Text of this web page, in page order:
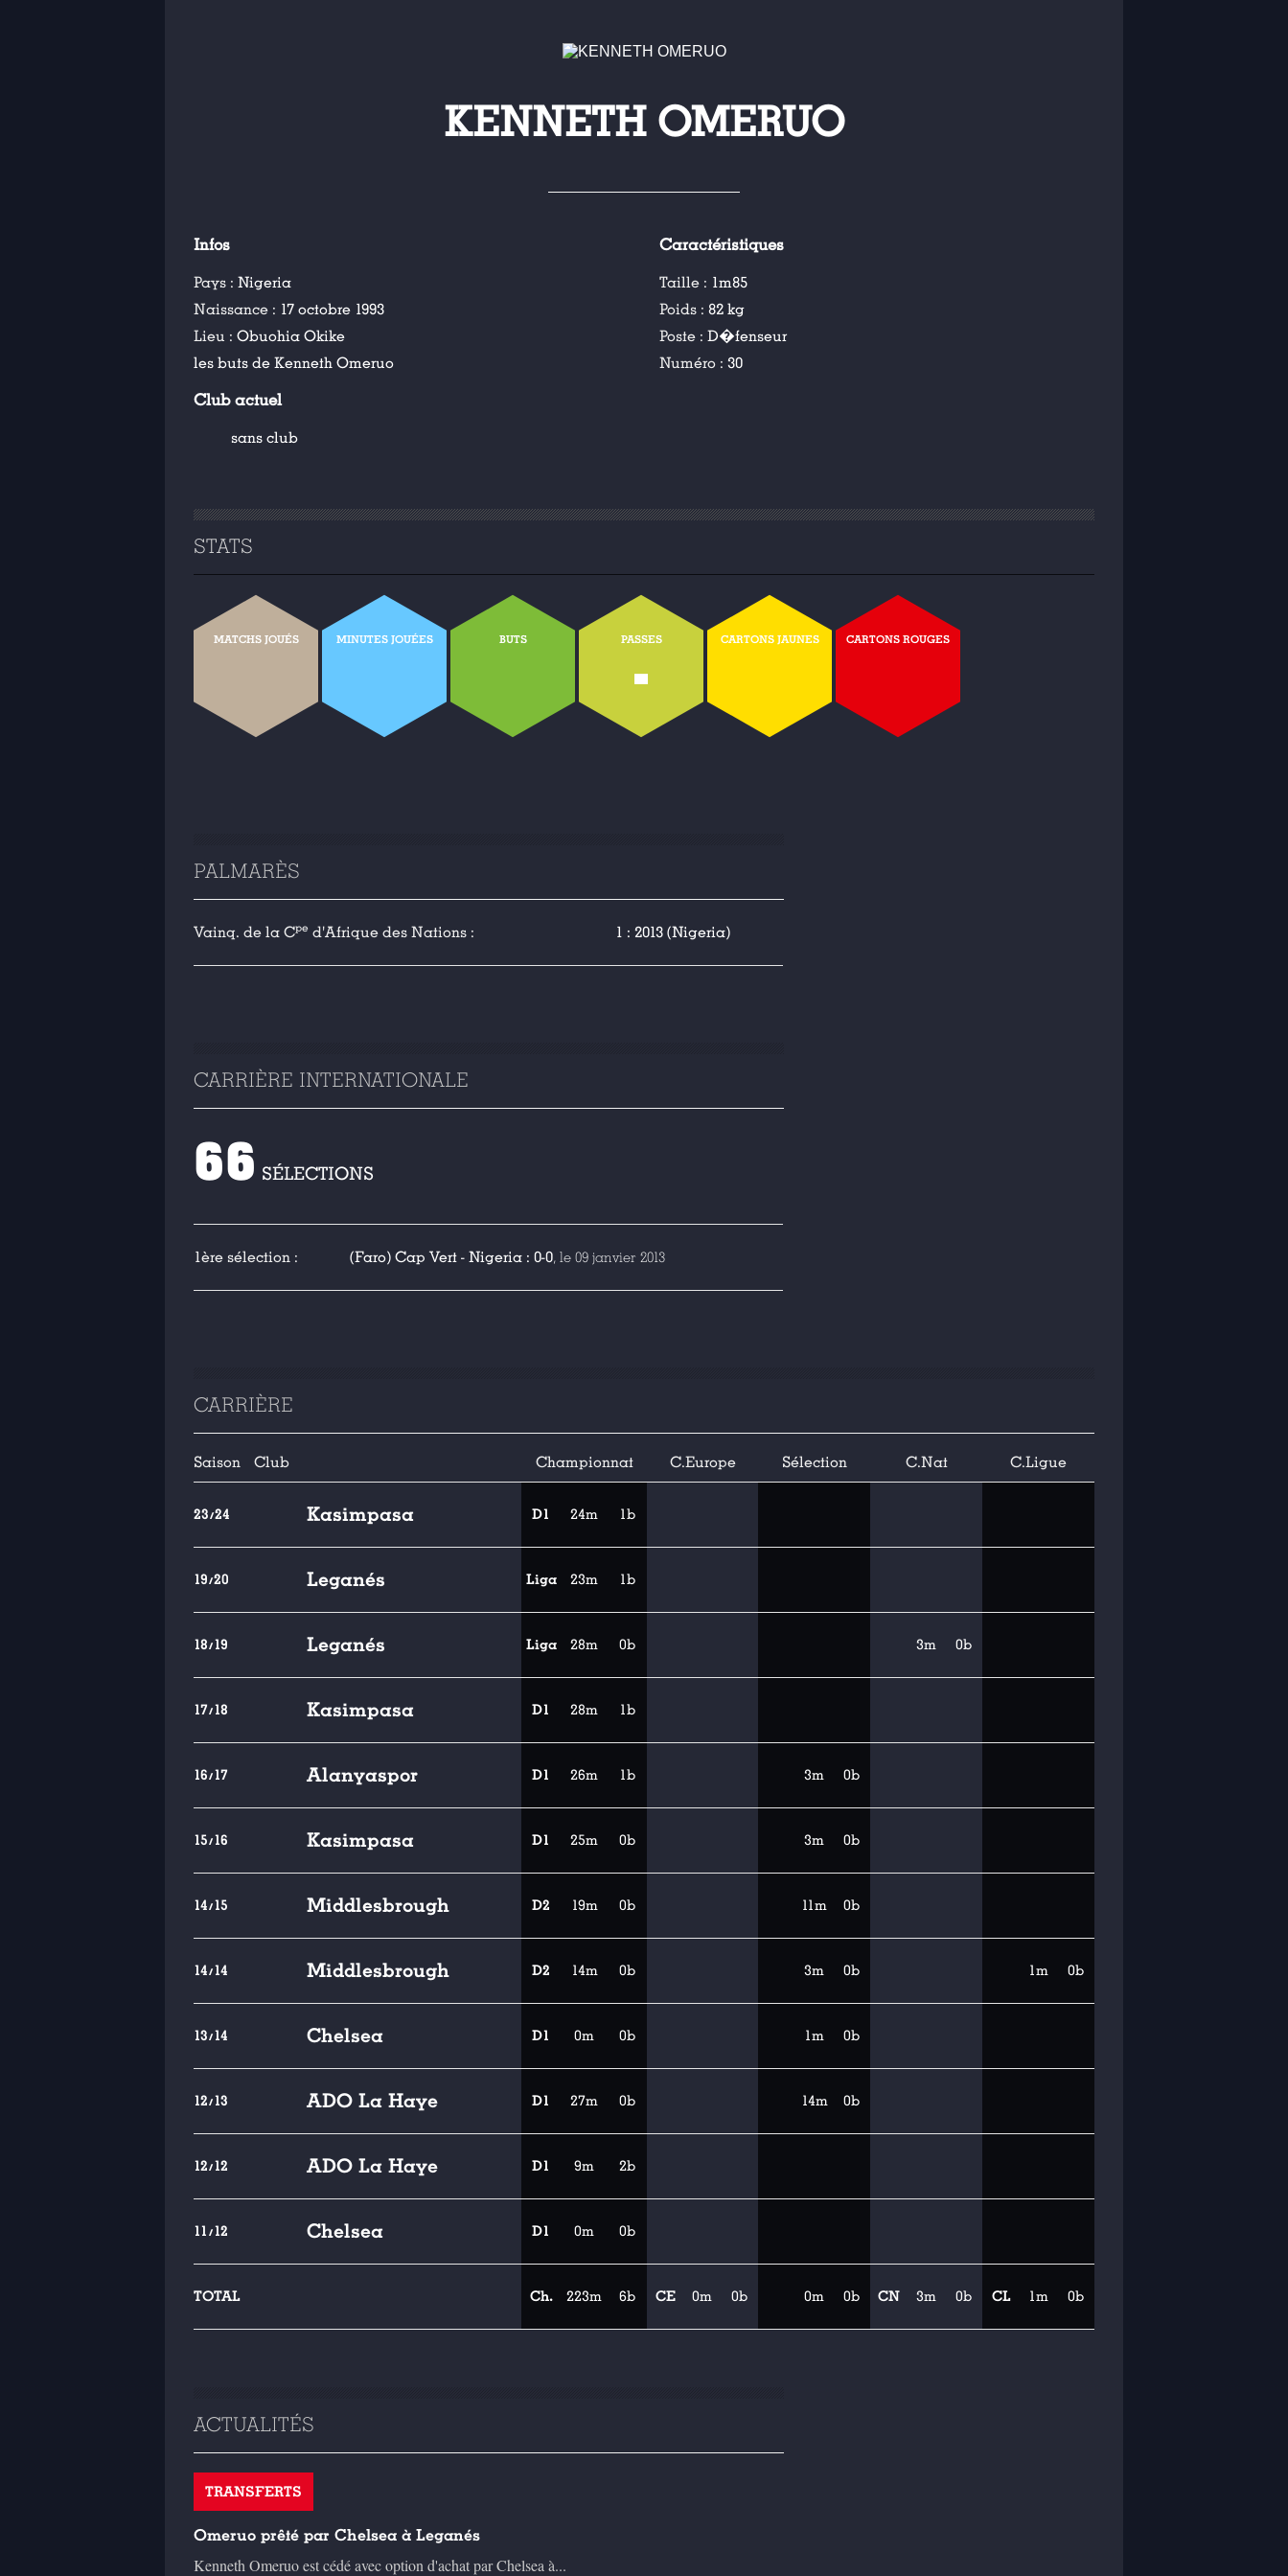
KENNETH OMERUO
Infos
Pays : Nigeria
Naissance : 17 octobre 1993
Lieu : Obuohia Okike
les buts de Kenneth Omeruo
Caractéristiques
Taille : 1m85
Poids :82 kg
Poste :D�fenseur
Numéro :30
Club actuel
sans club
STATS
MATCHS JOUÉS MINUTES JOUÉES BUTS PASSES
-
CARTONS JAUNES CARTONS ROUGES
PALMARÈS
Vainq. de la Cpe d'Afrique des Nations : 1 : 2013 (Nigeria)
CARRIÈRE INTERNATIONALE
66 SÉLECTIONS
1ère sélection : (Faro) Cap Vert - Nigeria : 0-0, le 09 janvier 2013
CARRIÈRE
Saison Club Championnat C.Europe Sélection C.Nat C.Ligue
23/24 Kasimpasa D1 24m 1b
19/20 Leganés Liga 23m 1b
18/19 Leganés Liga 28m 0b 3m 0b
17/18 Kasimpasa D1 28m 1b
16/17 Alanyaspor D1 26m 1b 3m 0b
15/16 Kasimpasa D1 25m 0b 3m 0b
14/15 Middlesbrough D2 19m 0b 11m 0b
14/14 Middlesbrough D2 14m 0b 3m 0b 1m 0b
13/14 Chelsea D1 0m 0b 1m 0b
12/13 ADO La Haye D1 27m 0b 14m 0b
12/12 ADO La Haye D1 9m 2b
11/12 Chelsea D1 0m 0b
TOTAL Ch. 223m 6b CE 0m 0b 0m 0b CN 3m 0b CL 1m 0b
ACTUALITÉS
TRANSFERTS
Omeruo prêté par Chelsea à Leganés
Kenneth Omeruo est cédé avec option d'achat par Chelsea à...